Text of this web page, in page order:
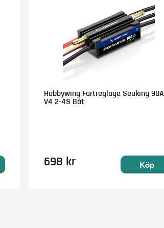
Hobbywing Fartreglage Seaking 90A
V4 2-4S Båt
698 kr Köp